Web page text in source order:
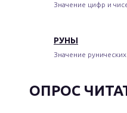
Значение цифр и
РУНЫ
Значение
ОПРОС